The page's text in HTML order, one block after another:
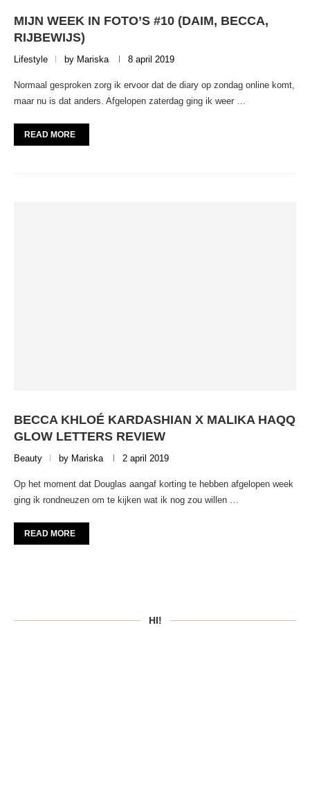
MIJN WEEK IN FOTO’S #10 (DAIM, BECCA,
RIJBEWIJS)
Lifestyle by Mariska 8 april 2019
Normaal gesproken zorg ik ervoor dat de diary op zondag online komt,
maar nu is dat anders. Afgelopen zaterdag ging ik weer …
READ MORE
BECCA KHLOÉ KARDASHIAN X MALIKA HAQQ
GLOW LETTERS REVIEW
Beauty by Mariska 2 april 2019
Op het moment dat Douglas aangaf korting te hebben afgelopen week
ging ik rondneuzen om te kijken wat ik nog zou willen …
READ MORE
HI!